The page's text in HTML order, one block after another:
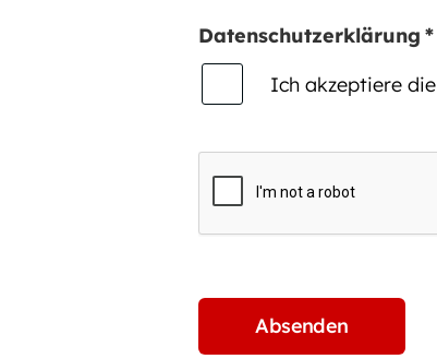
Datenschutzerklärung *
Ich akzeptiere die